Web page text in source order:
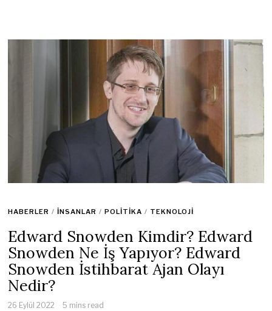
HABERLER / İNSANLAR / POLITIKA / TEKNOLOJI
Edward Snowden Kimdir? Edward
Snowden Ne İş Yapıyor? Edward
Snowden İstihbarat Ajan Olayı
Nedir?
26 Eylül 2022 5 mins read